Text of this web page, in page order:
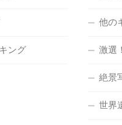
ング
他の
激選
絶景
世界